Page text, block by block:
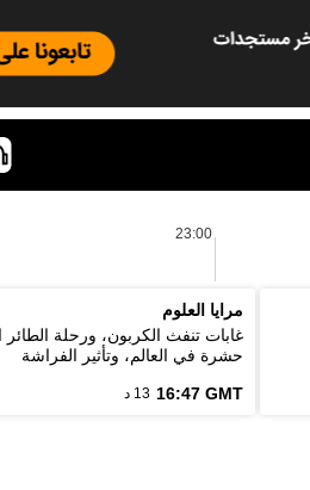
23:00
مرايا العلوم
غابات تنفث الكربون، ورحلة الطائر
حشرة في العالم، وتأثير الفراشة
16:47 GMT 13 د